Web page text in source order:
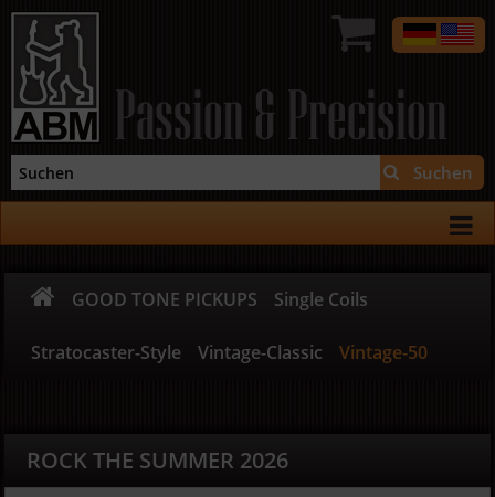
Passion & Precision
Suchen
GOOD TONE PICKUPS Single Coils
Stratocaster-Style Vintage-Classic Vintage-50
ROCK THE SUMMER 2026